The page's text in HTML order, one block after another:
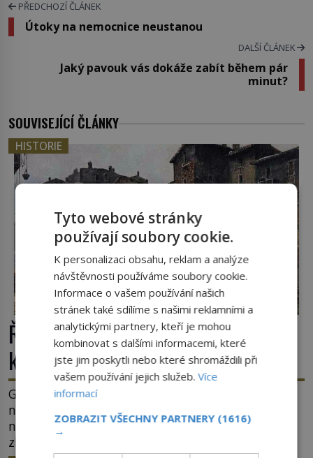
PŘEDCHOZÍ ČLÁNEK
Útoky na nemocnice neustanou
DALŠÍ ČLÁNEK
Jaký pavouk vás dokáže zabít během pár
minut?
SOUVISEJÍCÍ ČLÁNKY
HISTORIE
Římské ghetto: Místo, kam papež
kamenem dohodil
Ghetto je část města, kde musí žít, většinou
nedobrovolně, náboženská, rasová nebo
národnostní menšina obyvatel. Bohaté historické
zkušenosti mají s takovým životem Židé. Už od
Tyto webové stránky
používají soubory cookie.
K personalizaci obsahu, reklam a analýze
návštěvnosti používáme soubory cookie.
Informace o vašem používání našich
stránek také sdílíme s našimi reklamními a
analytickými partnery, kteří je mohou
kombinovat s dalšími informacemi, které
jste jim poskytli nebo které shromáždili při
vašem používání jejich služeb.Více
informací
ZOBRAZIT VŠECHNY PARTNERY (1616)
→